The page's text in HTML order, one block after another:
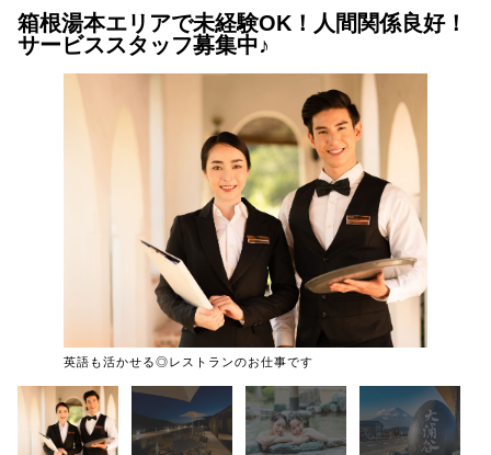
0120-932-959
【TEL受付】9:30～18:00 土日・祝日定休
箱根湯本エリアで未経験OK！人間関係良好！
サービススタッフ募集中♪
英語も活かせる◎レストランのお仕事です